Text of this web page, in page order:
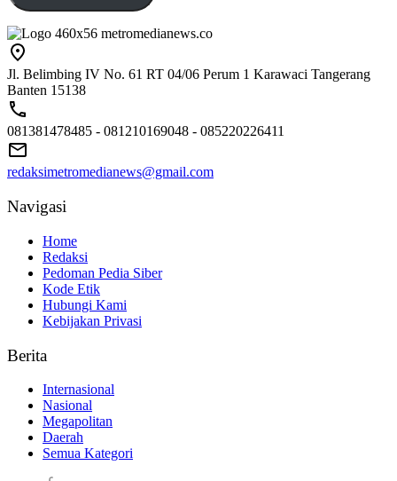
Jl. Belimbing IV No. 61 RT 04/06 Perum 1 Karawaci Tangerang
Banten 15138
081381478485 - 081210169048 - 085220226411
redaksimetromedianews@gmail.com
Navigasi
Home
Redaksi
Pedoman Pedia Siber
Kode Etik
Hubungi Kami
Kebijakan Privasi
Berita
Internasional
Nasional
Megapolitan
Daerah
Semua Kategori